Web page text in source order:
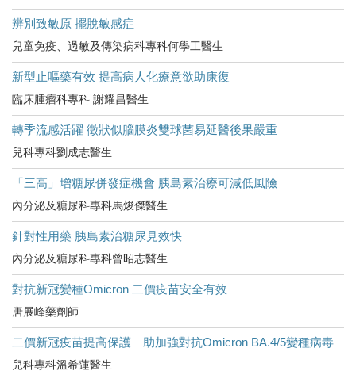
辨別致敏原 擺脫敏感症
兒童免疫、過敏及傳染病科專科何學工醫生
新型止嘔藥有效 提高病人化療意欲助康復
臨床腫瘤科專科 謝耀昌醫生
轉季流感活躍 徵狀似腦膜炎雙球菌易延醫後果嚴重
兒科專科劉成志醫生
「三高」增糖尿併發症機會 胰島素治療可減低風險
內分泌及糖尿科專科馬焌傑醫生
針對性用藥 胰島素治糖尿見效快
內分泌及糖尿科專科曾昭志醫生
對抗新冠變種Omicron 二價疫苗安全有效
唐展峰藥劑師
二價新冠疫苗提高保護 助加強對抗Omicron BA.4/5變種病毒
兒科專科溫希蓮醫生